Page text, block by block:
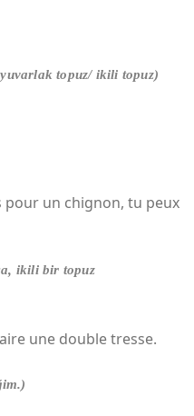
yuvarlak topuz/ ikili topuz)
pour un chignon, tu peux
ikili bir topuz
une double tresse.